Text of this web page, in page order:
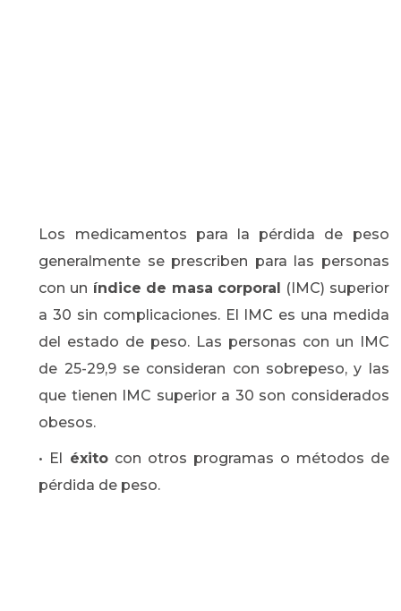
Los medicamentos para la pérdida de peso
generalmente se prescriben para las personas
con un índice de masa corporal
(IMC) superior
a 30 sin complicaciones. El IMC es una medida
del estado de peso. Las personas con un IMC
de 25-29,9 se consideran con sobrepeso, y las
que tienen IMC superior a 30 son considerados
obesos.
• El éxito con otros programas o métodos de
pérdida de peso.